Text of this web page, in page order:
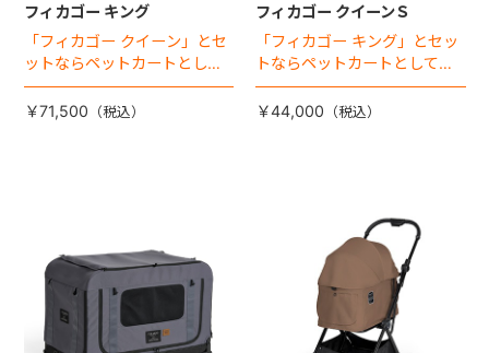
フィカゴー キング
「フィカゴー クイーン」とセ
ットならペットカートとして
使える、耐荷重50kgの大型犬
向け車体登場！
￥71,500
フィカゴー クイーンＳ
「フィカゴー キング」とセッ
トならペットカートとしても
使える、耐荷重30㎏の中～大
型犬向けケージが登場！
￥44,000